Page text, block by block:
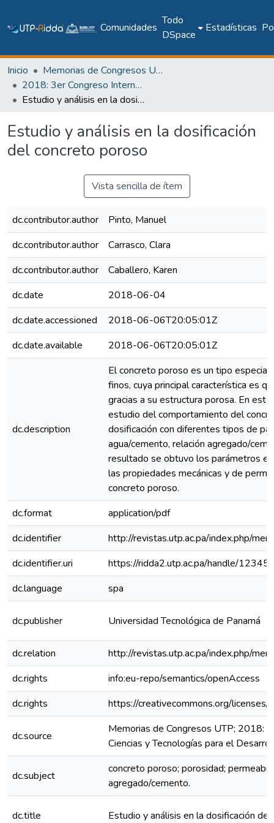
Comunidades
Todo
DSpace
Estadísticas
Inicio
Memorias de Congresos UTP
2018: 3er Congreso Internacional de Ciencias y Tecnologías para el Desarrollo Sostenible 2018
Estudio y análisis en la dosificación del concreto poroso
Estudio y análisis en la dosificación
del concreto poroso
Vista sencilla de ítem
dc.contributor.author
Pinto, Manuel
dc.contributor.author
Carrasco, Clara
dc.contributor.author
Caballero, Karen
dc.date
2018-06-04
dc.date.accessioned
2018-06-06T20:05:01Z
dc.date.available
2018-06-06T20:05:01Z
dc.description
El concreto poroso es un tipo
finos, cuya principal característica es
gracias a su estructura porosa. En
estudio del comportamiento del
dosificación con diferentes tipos de
agua/cemento, relación agregado/
resultado se obtuvo los parámetros
las propiedades mecánicas y de
concreto poroso.
dc.format
application/pdf
dc.identifier
http://revistas.utp.ac.pa/index.php/
dc.identifier.uri
https://ridda2.utp.ac.pa/handle/
dc.language
spa
dc.publisher Universidad Tecnológica de Panamá
dc.relation
http://revistas.utp.ac.pa/index.php/
dc.rights
info:eu-repo/semantics/openAccess
dc.rights
https://creativecommons.org/
dc.source
Memorias de Congresos UTP; 2018:
Ciencias y Tecnologías para el
dc.subject
concreto poroso; porosidad;
agregado/cemento.
dc.title Estudio y análisis en la dosificación